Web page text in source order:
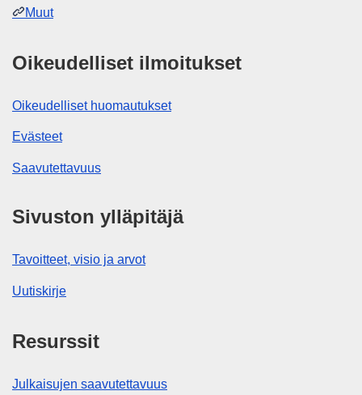
Muut
Oikeudelliset ilmoitukset
Oikeudelliset huomautukset
Evästeet
Saavutettavuus
Sivuston ylläpitäjä
Tavoitteet, visio ja arvot
Uutiskirje
Resurssit
Julkaisujen saavutettavuus